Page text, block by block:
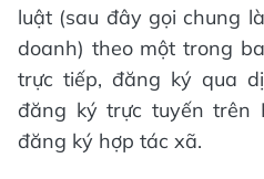
luật (sau đây gọi chung
doanh) theo một trong
trực tiếp, đăng ký qua
đăng ký trực tuyến trên
đăng ký hợp tác xã.